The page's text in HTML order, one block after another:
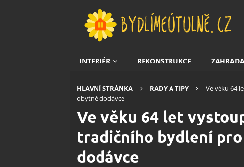
INTERIÉR REKONSTRUKCE ZAHRADA
HLAVNÍ STRÁNKA RADY A TIPY
Ve věku 64
obytné dodávce
Ve věku 64 let
tradičního bydlení
dodávce